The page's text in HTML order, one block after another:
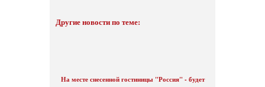
Другие новости по теме:
На месте снесенной гостиницы "Россия" - будет